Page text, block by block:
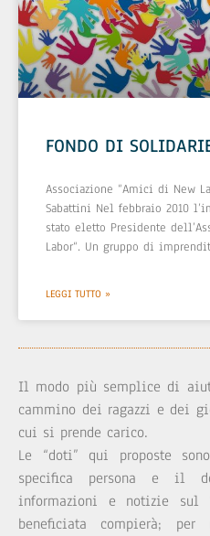
FONDO DI
Associazione “Amici di New
Sabattini Nel febbraio 2010
stato eletto Presidente
Labor“. Un gruppo di
LEGGI TUTTO »
Il modo più semplice di
cammino dei ragazzi e dei
cui si prende carico.
Le “doti” qui proposte
specifica persona e il
informazioni e notizie sul
beneficiata compierà; per